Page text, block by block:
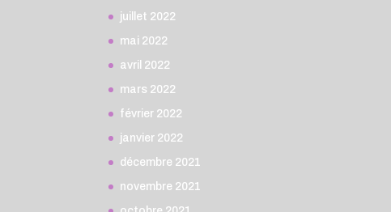
juillet 2022
mai 2022
avril 2022
mars 2022
février 2022
janvier 2022
décembre 2021
novembre 2021